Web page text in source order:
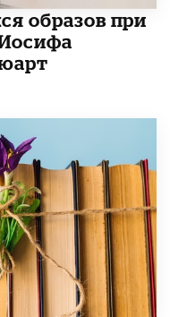
образов при
Иосифа